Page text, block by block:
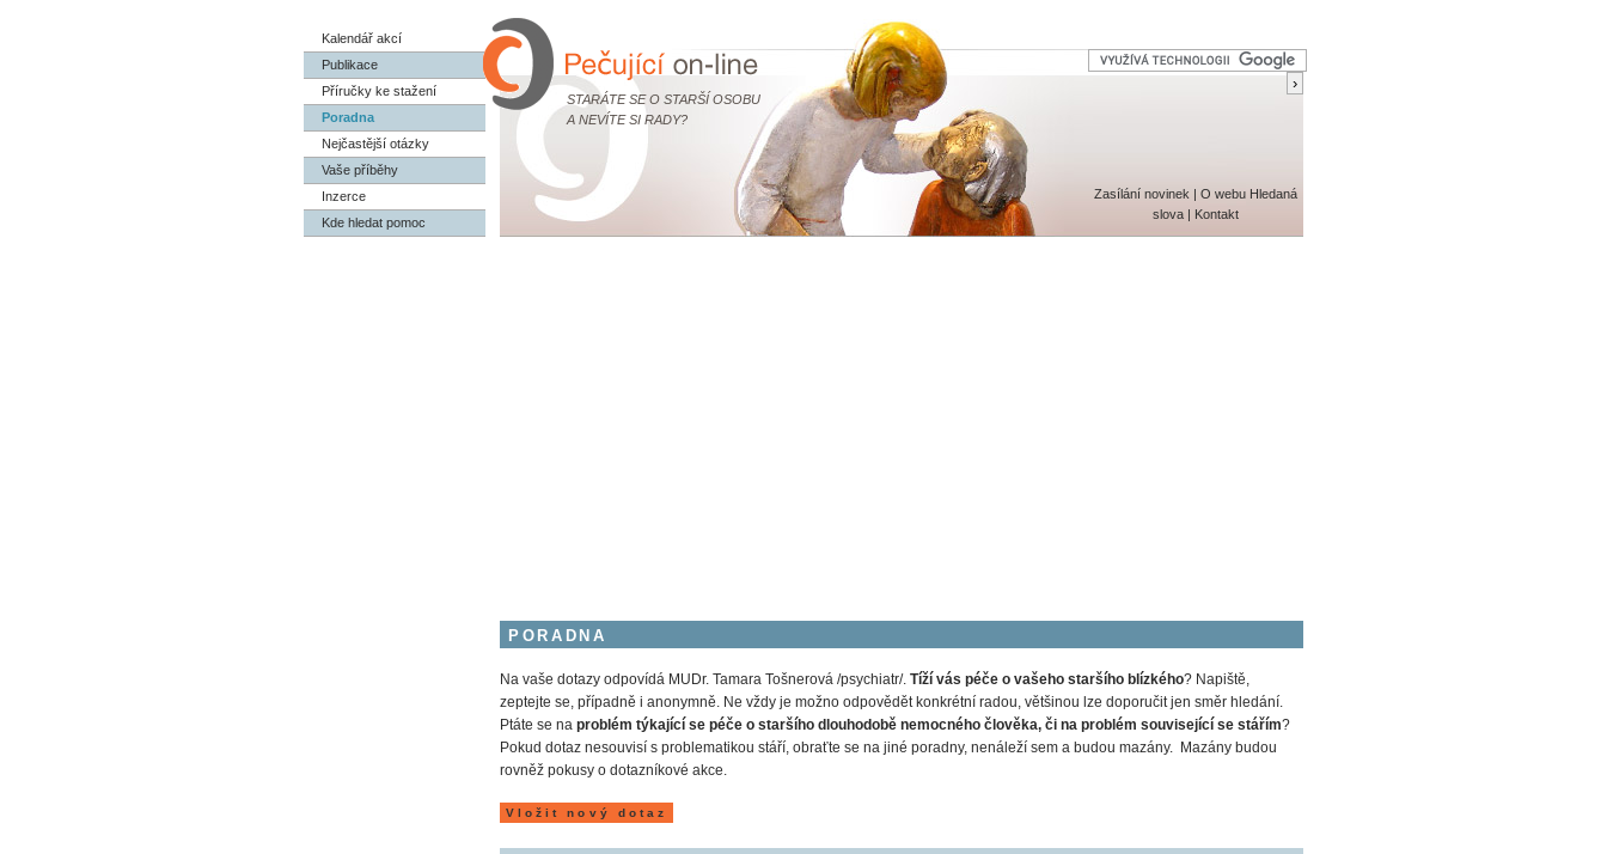
STARÁTE SE O STARŠÍ OSOBU
A NEVÍTE SI RADY?
Kalendář akcí
Publikace
Příručky ke stažení
Poradna
Nejčastější otázky
Vaše příběhy
Inzerce
Kde hledat pomoc
Zasílání novinek | O webu Hledaná
slova | Kontakt
PORADNA
Na vaše dotazy odpovídá MUDr. Tamara Tošnerová /psychiatr/. Tíží vás péče o vašeho staršího blízkého? Napiště,
zeptejte se, případně i anonymně. Ne vždy je možno odpovědět konkrétní radou, většinou lze doporučit jen směr hledání.
Ptáte se na problém týkající se péče o staršího dlouhodobě nemocného člověka, či na problém související se stářím?
Pokud dotaz nesouvisí s problematikou stáří, obraťte se na jiné poradny, nenáleží sem a budou mazány. Mazány budou
rovněž pokusy o dotazníkové akce.
Vložit nový dotaz